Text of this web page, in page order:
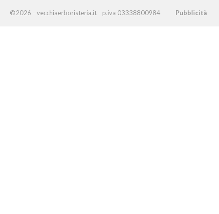
©2026 - vecchiaerboristeria.it - p.iva 03338800984 Pubblicità